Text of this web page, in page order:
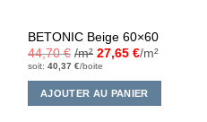
BETONIC Beige 60×60
44,70€ /m² 27,65€/m²
soit:40,37€/boite
AJOUTER AU PANIER